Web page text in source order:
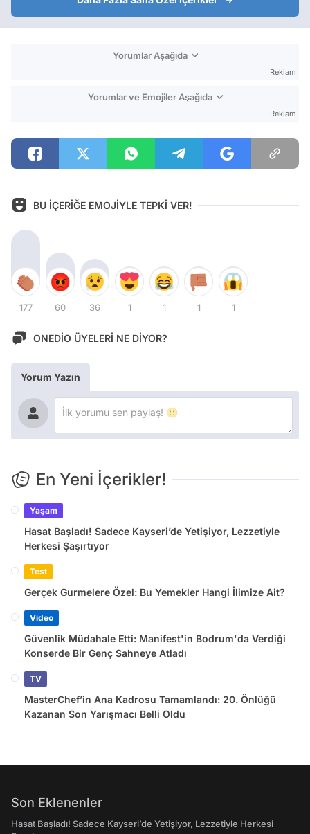
Yorumlar Aşağıda
Reklam
Yorumlar ve Emojiler Aşağıda
Reklam
BU İÇERİĞE EMOJİYLE TEPKİ VER!
177 60 36 1 1 1 1
ONEDİO ÜYELERİ NE DİYOR?
Yorum Yazın
En Yeni İçerikler!
Yaşam
Hasat Başladı! Sadece Kayseri’de Yetişiyor, Lezzetiyle
Herkesi Şaşırtıyor
Test
Gerçek Gurmelere Özel: Bu Yemekler Hangi İlimize Ait?
Video
Güvenlik Müdahale Etti: Manifest'in Bodrum'da Verdiği
Konserde Bir Genç Sahneye Atladı
TV
MasterChef’in Ana Kadrosu Tamamlandı: 20. Önlüğü
Kazanan Son Yarışmacı Belli Oldu
Son Eklenenler
Hasat Başladı! Sadece Kayseri’de Yetişiyor, Lezzetiyle Herkesi